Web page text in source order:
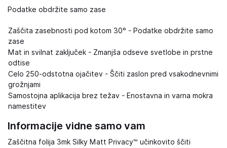
Podatke obdržite samo zase
Zaščita zasebnosti pod kotom 30° - Podatke obdržite samo
zase
Mat in svilnat zaključek - Zmanjša odseve svetlobe in prstne
odtise
Celo 250-odstotna ojačitev - Ščiti zaslon pred vsakodnevnimi
grožnjami
Samostojna aplikacija brez težav - Enostavna in varna mokra
namestitev
Informacije vidne samo vam
Zaščitna folija 3mk Silky Matt Privacy™ učinkovito ščiti